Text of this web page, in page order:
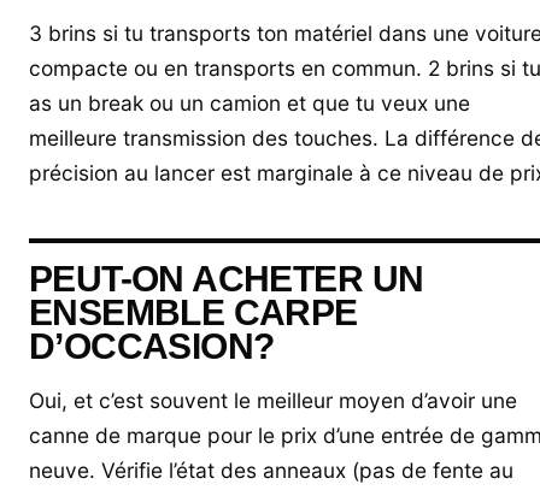
3 brins si tu transports ton matériel dans une
compacte ou en transports en commun. 2 brins si tu
as un break ou un camion et que tu veux une
meilleure transmission des touches. La différence
précision au lancer est marginale à ce niveau de
PEUT-ON ACHETER UN
ENSEMBLE CARPE
D’OCCASION?
Oui, et c’est souvent le meilleur moyen d’avoir une
canne de marque pour le prix d’une entrée de
neuve. Vérifie l’état des anneaux (pas de fente au